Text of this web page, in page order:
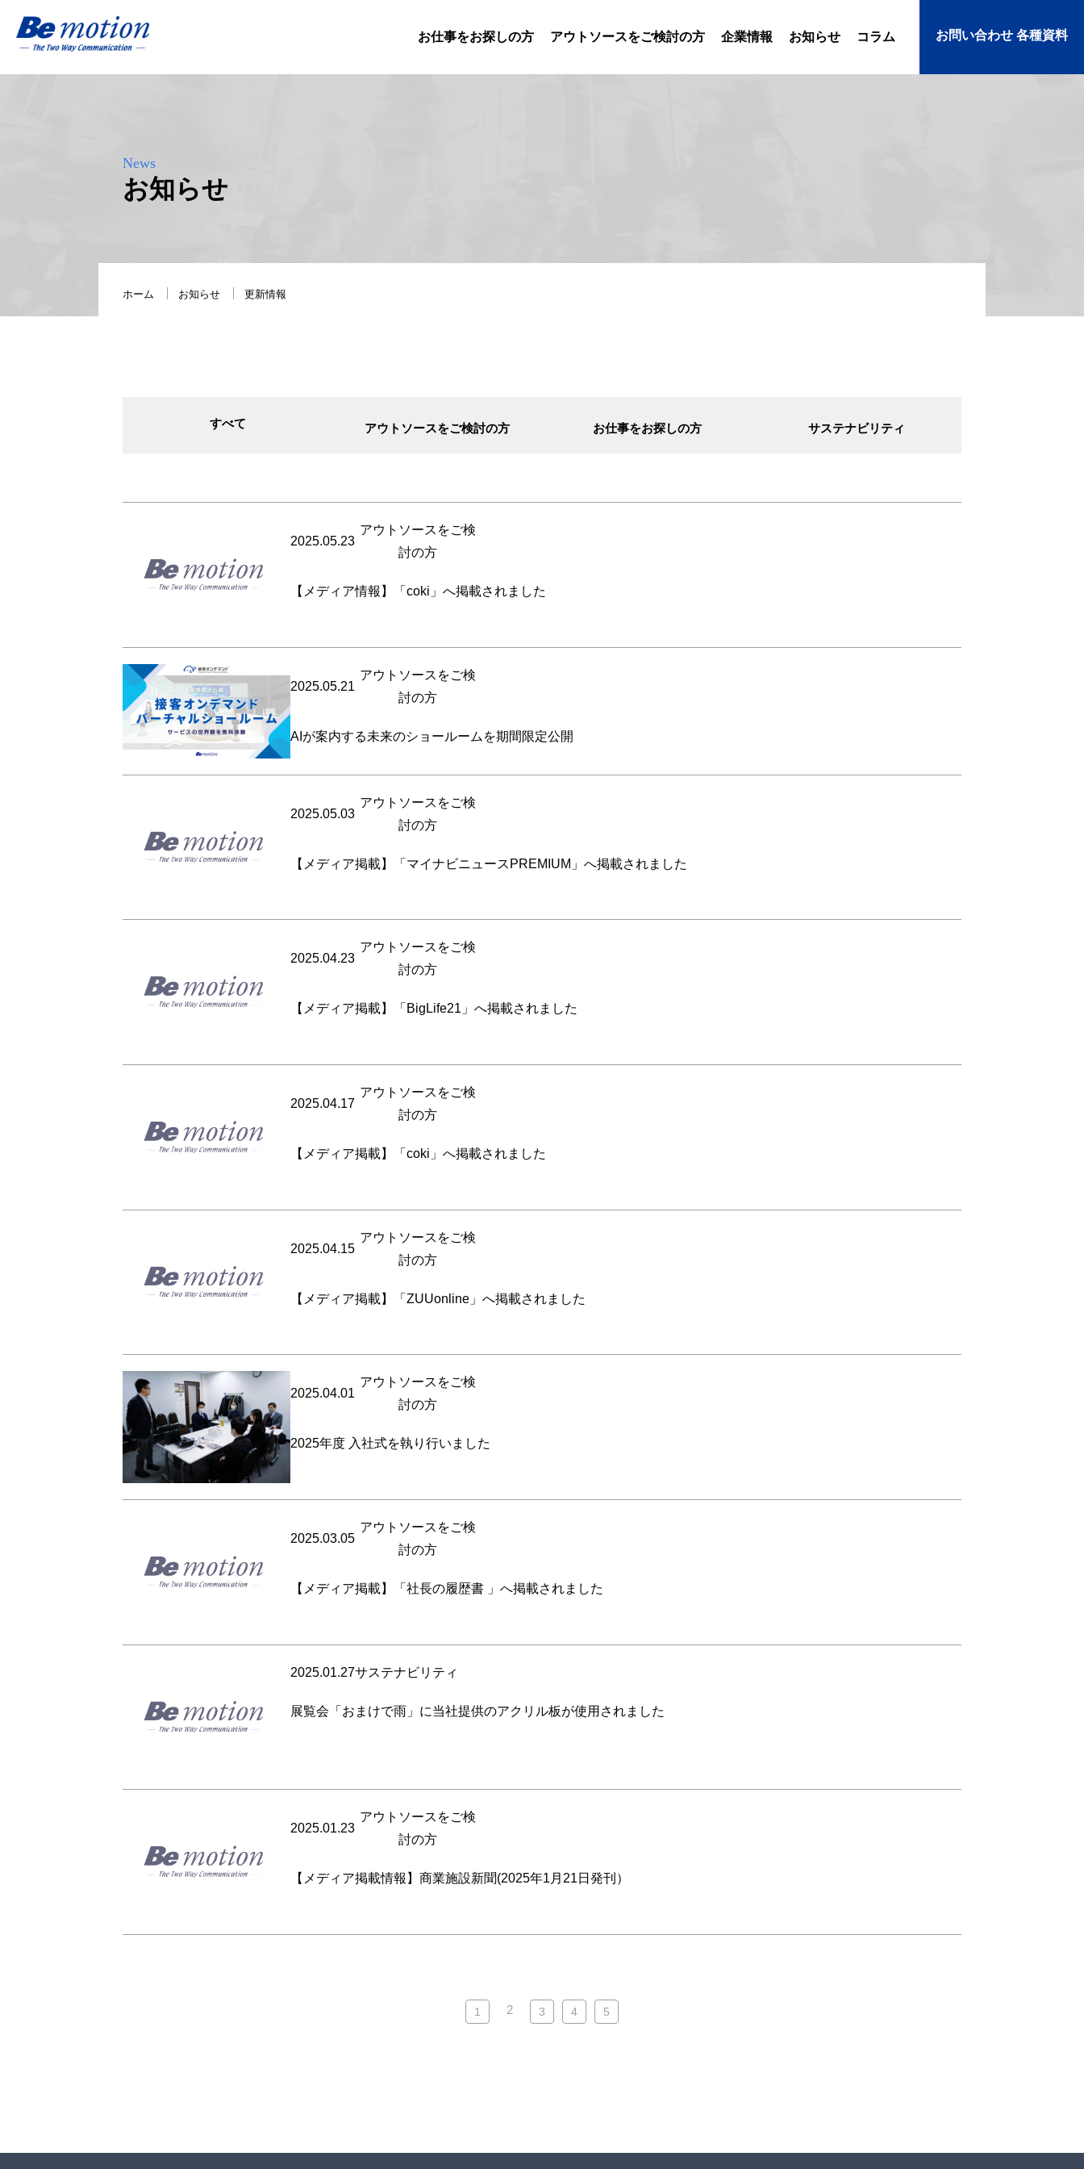
お仕事をお探しの方 アウトソースをご検討の方 企業情報 お知らせ コラム お問い合わせ 各種資料
News
お知らせ
ホーム お知らせ 更新情報
すべて アウトソースをご検討の方 お仕事をお探しの方 サステナビリティ
2025.05.23
アウトソースをご検
討の方
【メディア情報】「coki」へ掲載されました
2025.05.21
アウトソースをご検
討の方
AIが案内する未来のショールームを期間限定公開
2025.05.03
アウトソースをご検
討の方
【メディア掲載】「マイナビニュースPREMIUM」へ掲載されました
2025.04.23
アウトソースをご検
討の方
【メディア掲載】「BigLife21」へ掲載されました
2025.04.17
アウトソースをご検
討の方
【メディア掲載】「coki」へ掲載されました
2025.04.15
アウトソースをご検
討の方
【メディア掲載】「ZUUonline」へ掲載されました
2025.04.01
アウトソースをご検
討の方
2025年度 入社式を執り行いました
2025.03.05
アウトソースをご検
討の方
【メディア掲載】「社長の履歴書 」へ掲載されました
2025.01.27サステナビリティ
展覧会「おまけで雨」に当社提供のアクリル板が使用されました
2025.01.23
アウトソースをご検
討の方
【メディア掲載情報】商業施設新聞(2025年1月21日発刊）
1 2 3 4 5